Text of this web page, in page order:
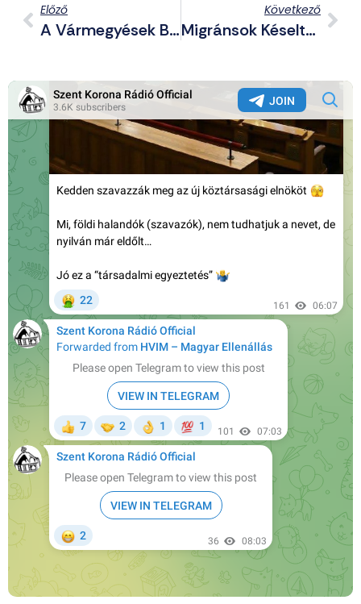
Előző
A Vármegyések Bontásra Ítélték A Budapesti Kommunista Emlékműveket
Következő
Migránsok Késeltek Győrben – Ingyen Gyrost Akartak